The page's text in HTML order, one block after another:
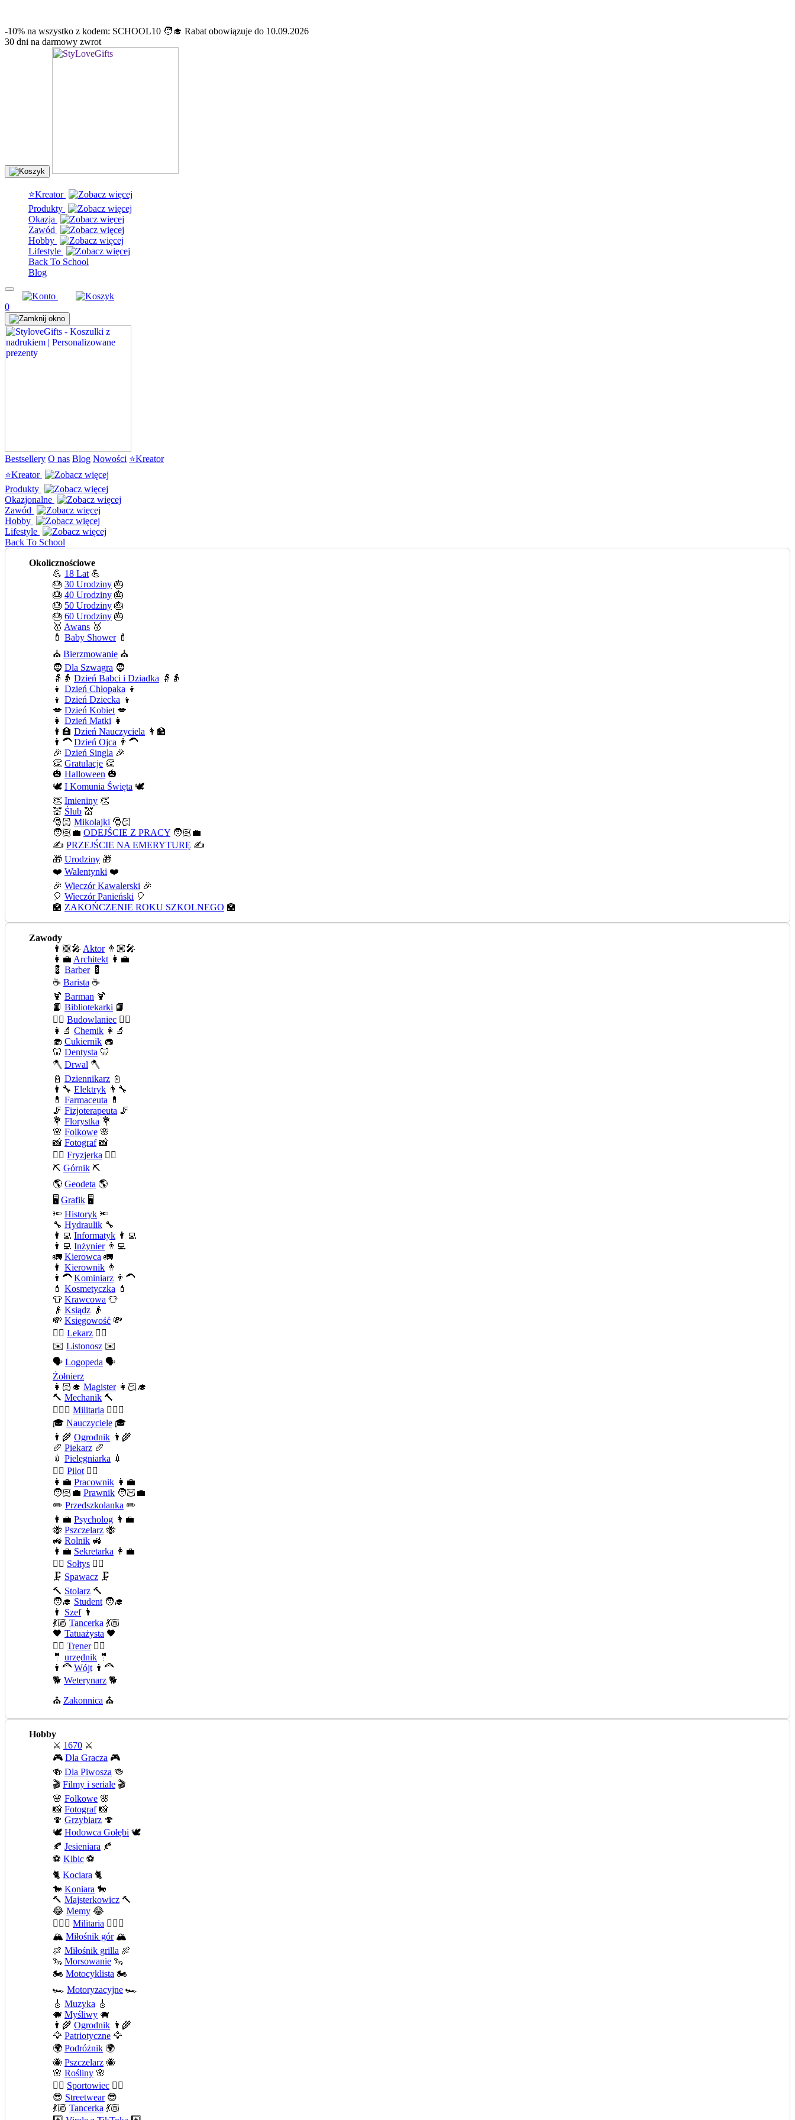
-10% na wszystko z kodem: SCHOOL10 🧑‍🎓 Rabat obowiązuje do 10.09.2026
30 dni na darmowy zwrot
⭐Kreator
Produkty
Okazja
Zawód
Hobby
Lifestyle
Back To School
Blog
0
Bestsellery O nas Blog Nowości ⭐Kreator
⭐Kreator
Produkty
Okazjonalne
Zawód
Hobby
Lifestyle
Back To School
Okolicznościowe
💪 18 Lat 💪
🎂 30 Urodziny 🎂
🎂 40 Urodziny 🎂
🎂 50 Urodziny 🎂
🎂 60 Urodziny 🎂
🥇 Awans 🥇
🍼 Baby Shower🍼
⛪ Bierzmowanie ⛪
🧔 Dla Szwagra 🧔
👵👵 Dzień Babci i Dziadka 👵👵
👦 Dzień Chłopaka 👦
👦 Dzień Dziecka 👦
💋 Dzień Kobiet 💋
👩 Dzień Matki 👩
👩‍🏫 Dzień Nauczyciela 👩‍🏫
👨‍🦱 Dzień Ojca 👨‍🦱
🎉 Dzień Singla 🎉
👏 Gratulacje 👏
🎃 Halloween 🎃
🕊️ I Komunia Święta 🕊️
👏 Imieniny 👏
💒 Ślub 💒
🎅🏻 Mikołajki 🎅🏻
🧑🏻‍💼 ODEJŚCIE Z PRACY 🧑🏻‍💼
✍️ PRZEJŚCIE NA EMERYTURĘ ✍️
🎁 Urodziny 🎁
❤️ Walentynki ❤️
🎉 Wieczór Kawalerski 🎉
🎈 Wieczór Panieński 🎈
🏫 ZAKOŃCZENIE ROKU SZKOLNEGO 🏫
Zawody
👨🏼‍🎤 Aktor👨🏼‍🎤
👩‍💼 Architekt 👩‍💼
💈 Barber💈
☕ Barista ☕
🍹 Barman 🍹
📙 Bibliotekarki 📙
👷‍♂️ Budowlaniec 👷‍♂️
👩‍🔬 Chemik 👩‍🔬
🧁 Cukiernik 🧁
🦷 Dentysta 🦷
🪓 Drwal 🪓
📓 Dziennikarz 📓
👨‍🔧 Elektryk 👨‍🔧
💊 Farmaceuta 💊
🦵 Fizjoterapeuta 🦵
💐 Florystka 💐
🌸 Folkowe 🌸
📸 Fotograf📸
💇‍♀️ Fryzjerka 💇‍♀️
⛏️ Górnik ⛏️
🌎 Geodeta 🌎
🖥️ Grafik 🖥️
🔦 Historyk 🔦
🔧 Hydraulik 🔧
👨‍💻 Informatyk 👨‍💻
👨‍💻 Inżynier👨‍💻
🚛 Kierowca 🚛
👨 Kierownik 👨
👨‍🦱 Kominiarz 👨‍🦱
💄 Kosmetyczka 💄
👕 Krawcowa 👕
👴 Ksiądz 👴
💸 Księgowość 💸
👨‍⚕️ Lekarz 👨‍⚕️
✉️ Listonosz ✉️
🗣️ Logopeda 🗣️
Żołnierz
👩🏻‍🎓 Magister👩🏻‍🎓
🔨 Mechanik 🔨
💂🏻‍♂️ Militaria 💂🏻‍♂️
🎓 Nauczyciele 🎓
👨‍🌾 Ogrodnik 👨‍🌾
🥖 Piekarz 🥖
💉 Pielęgniarka 💉
👨‍✈️ Pilot 👨‍✈️
👩‍💼 Pracownik 👩‍💼
🧑🏻‍💼 Prawnik 🧑🏻‍💼
✏️ Przedszkolanka ✏️
👩‍💼 Psycholog 👩‍💼
🐝 Pszczelarz 🐝
🚜 Rolnik 🚜
👩‍💼 Sekretarka 👩‍💼
🧍‍♂️ Sołtys 🧍‍♂️
🗜️ Spawacz 🗜️
🔨 Stolarz 🔨
🧑‍🎓 Student 🧑‍🎓
👨 Szef👨
💃🏼 Tancerka 💃🏼
🖤 Tatuażysta 🖤
🏄‍♂️ Trener🏄‍♂️
🤵 urzędnik 🤵
👨‍🦰 Wójt 👨‍🦰
🐕 Weterynarz 🐕
⛪ Zakonnica ⛪
Hobby
⚔️ 1670 ⚔️
🎮 Dla Gracza 🎮
🍻 Dla Piwosza 🍻
🎬 Filmy i seriale 🎬
🌸 Folkowe 🌸
📸 Fotograf📸
🍄 Grzybiarz 🍄
🕊️ Hodowca Gołębi 🕊️
🍂 Jesieniara 🍂
⚽ Kibic ⚽
🐈 Kociara 🐈
🐎 Koniara 🐎
🔨 Majsterkowicz 🔨
😂 Memy 😂
💂🏻‍♂️ Militaria 💂🏻‍♂️
🏔️ Miłośnik gór🏔️
🍖 Miłośnik grilla 🍖
🦦 Morsowanie 🦦
🏍️ Motocyklista 🏍️
🏎️ Motoryzacyjne 🏎️
🎸 Muzyka 🎸
🐗 Myśliwy 🐗
👨‍🌾 Ogrodnik 👨‍🌾
🦅 Patriotyczne 🦅
🌍 Podróżnik 🌍
🐝 Pszczelarz 🐝
🌸 Rośliny 🌸
🤾‍♀️ Sportowiec 🤾‍♀️
😎 Streetwear😎
💃🏼 Tancerka 💃🏼